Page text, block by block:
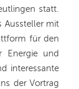
statt.
Aussteller mit
für den
Energie und
interessante
der Vortrag